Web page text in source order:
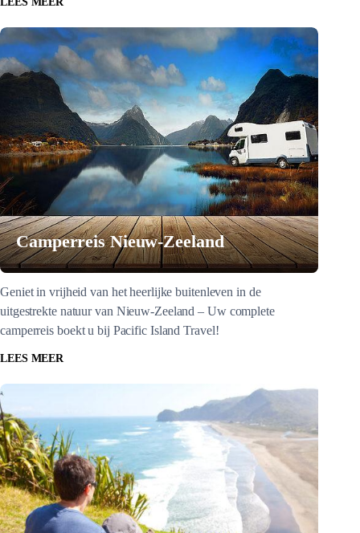
Camperreis Nieuw-Zeeland
Geniet in vrijheid van het heerlijke buitenleven in de
uitgestrekte natuur van Nieuw-Zeeland – Uw complete
camperreis boekt u bij Pacific Island Travel!
LEES MEER